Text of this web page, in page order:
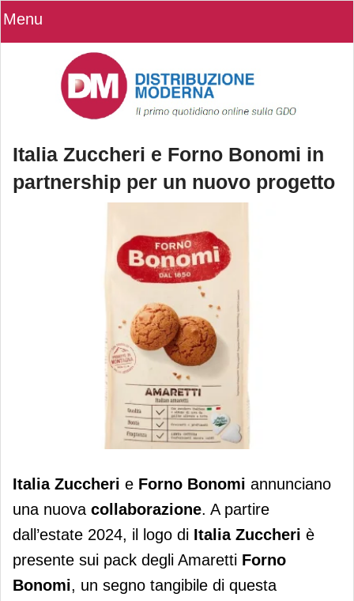
Menu
Italia Zuccheri e Forno Bonomi in
partnership per un nuovo progetto
Italia Zuccheri e Forno Bonomi in
Italia Zuccheri e Forno Bonomi annunciano
una nuova collaborazione. A partire
dall’estate 2024, il logo di Italia Zuccheri è
presente sui pack degli Amaretti Forno
Bonomi, un segno tangibile di questa